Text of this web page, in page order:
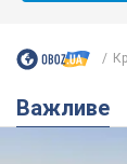
Важливе